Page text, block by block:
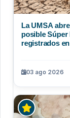
La UMSA
posible
registrados
03 ago 2026